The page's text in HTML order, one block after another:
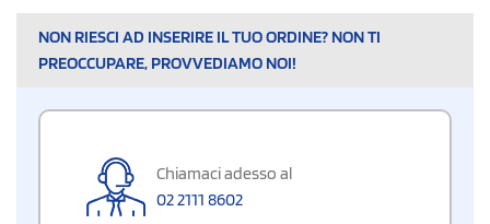
NON RIESCI AD INSERIRE IL TUO ORDINE? NON TI
PREOCCUPARE, PROVVEDIAMO NOI!
Chiamaci adesso al
02 2111 8602